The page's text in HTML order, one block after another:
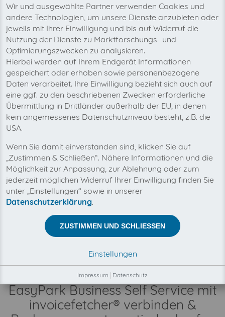
EasyPark Business Self Service Rechnungen an
einem Ort verwalten. Unsere Cloud-Software
spart Ihnen Zeit, Geld und Nerven.
Zwischen invoicefetcher® und EasyPark Business Self
Service besteht keine Geschäftsbeziehung.
Der Abruf Ihrer EasyPark Business Self Service
Rechnungen erfolgt automatisch und ausschließlich in
Konnektoren und Schnittstellen.
EasyPark Business Self Service mit
invoicefetcher® verbinden &
Wir und ausgewählte Partner verwenden Cookies und
andere Technologien, um unsere Dienste anzubieten oder
jeweils mit Ihrer Einwilligung und bis auf Widerruf die
Nutzung der Dienste zu Marktforschungs- und
Optimierungszwecken zu analysieren.
Hierbei werden auf Ihrem Endgerät Informationen
gespeichert oder erhoben sowie personenbezogene
Daten verarbeitet. Ihre Einwilligung bezieht sich auch auf
eine ggf. zu den beschriebenen Zwecken erforderliche
Übermittlung in Drittländer außerhalb der EU, in denen
kein angemessenes Datenschutzniveau besteht, z.B. die
USA.
Wenn Sie damit einverstanden sind, klicken Sie auf
„Zustimmen & Schließen“. Nähere Informationen und die
Möglichkeit zur Anpassung, zur Ablehnung oder zum
jederzeit möglichen Widerruf Ihrer Einwilligung finden Sie
unter „Einstellungen“ sowie in unserer
Datenschutzerklärung.
ZUSTIMMEN UND SCHLIESSEN
Einstellungen
Impressum | Datenschutz